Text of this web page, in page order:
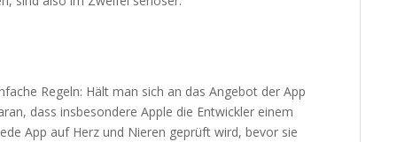
Regeln: Hält man sich an das Angebot der App
dass insbesondere Apple die Entwickler einem
App auf Herz und Nieren geprüft wird, bevor sie